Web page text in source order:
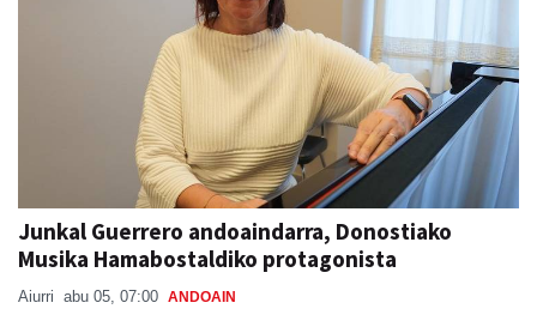
Junkal Guerrero andoaindarra, Donostiako
Musika Hamabostaldiko protagonista
Aiurri abu 05, 07:00 ANDOAIN